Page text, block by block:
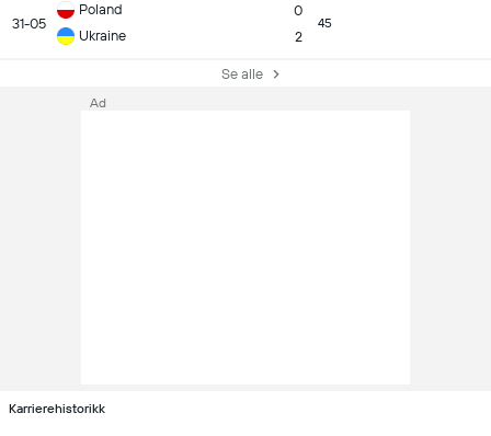
31-05
Poland
Ukraine
0
2
45
Se alle
Karrierehistorikk
Ad